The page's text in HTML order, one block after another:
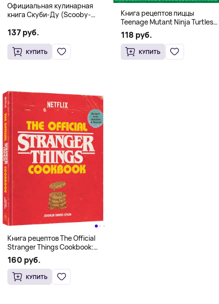
Официальная кулинарная
книга Скуби-Ду (Scooby-
Scooby Snacks), Твердый
137 руб.
КУПИТЬ
Книга рецептов пиццы
Teenage Mutant Ninja Turtles
Pizza Cookbook (На
английском)
118 руб.
КУПИТЬ
Книга рецептов The Official
Stranger Things Cookbook:
Recipes from Hawkins and
Beyond (На английском)
160 руб.
КУПИТЬ